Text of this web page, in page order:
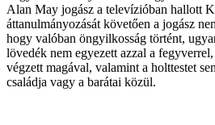
Alan May jogász a televízióban hallott
áttanulmányozását követően a jogász
hogy valóban öngyilkosság történt,
lövedék nem egyezett azzal a
végzett magával, valamint a holttestet
családja vagy a barátai közül.